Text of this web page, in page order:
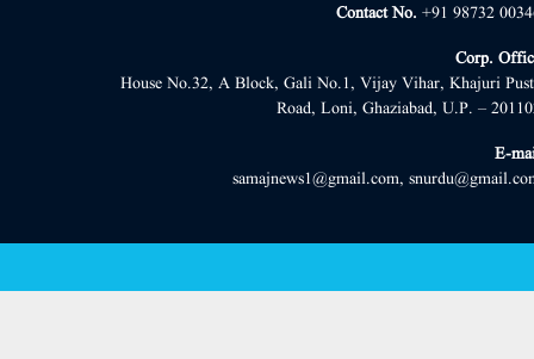
Contact No. +91 98732
Corp.
House No.32, A Block, Gali No.1, Vijay Vihar, Khajuri
Road, Loni, Ghaziabad, U.P. –
E-
samajnews1@gmail.com,